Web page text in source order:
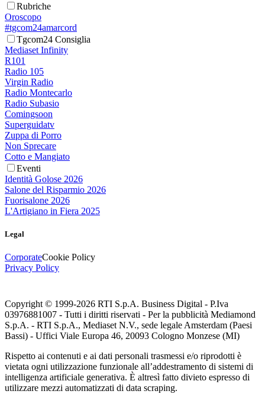
Rubriche
Oroscopo
#tgcom24amarcord
Tgcom24 Consiglia
Mediaset Infinity
R101
Radio 105
Virgin Radio
Radio Montecarlo
Radio Subasio
Comingsoon
Superguidatv
Zuppa di Porro
Non Sprecare
Cotto e Mangiato
Eventi
Identità Golose 2026
Salone del Risparmio 2026
Fuorisalone 2026
L'Artigiano in Fiera 2025
Legal
CorporateCookie Policy
Privacy Policy
Copyright © 1999-2026 RTI S.p.A. Business Digital - P.Iva
03976881007 - Tutti i diritti riservati - Per la pubblicità Mediamond
S.p.A. - RTI S.p.A., Mediaset N.V., sede legale Amsterdam (Paesi
Bassi) - Uffici Viale Europa 46, 20093 Cologno Monzese (MI)
Rispetto ai contenuti e ai dati personali trasmessi e/o riprodotti è
vietata ogni utilizzazione funzionale all’addestramento di sistemi di
intelligenza artificiale generativa. È altresì fatto divieto espresso di
utilizzare mezzi automatizzati di data scraping.